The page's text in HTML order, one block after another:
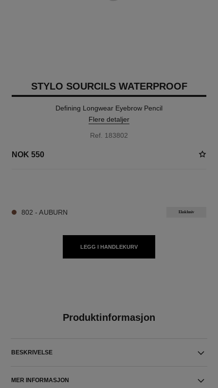
STYLO SOURCILS WATERPROOF
Defining Longwear Eyebrow Pencil
Flere detaljer
Ref. 183802
NOK 550
802 - AUBURN Eksklusiv
LEGG I HANDLEKURV
Produktinformasjon
BESKRIVELSE
MER INFORMASJON